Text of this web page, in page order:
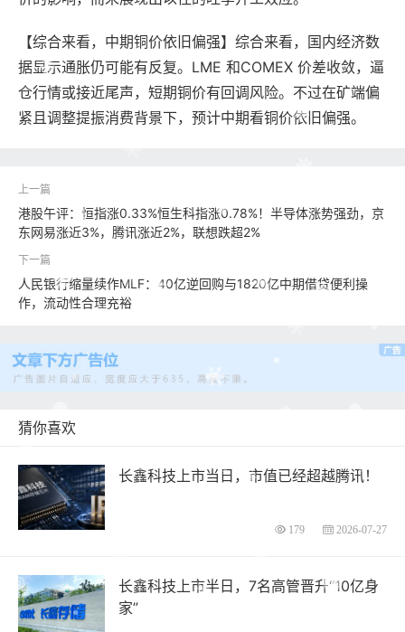
【综合来看，中期铜价依旧偏强】综合来看，国内经济数
据显示通胀仍可能有反复。LME 和COMEX 价差收敛，逼
仓行情或接近尾声，短期铜价有回调风险。不过在矿端偏
紧且调整提振消费背景下，预计中期看铜价依旧偏强。
港股午评：恒指涨0.33%恒生科指涨0.78%！半导体涨势强劲，京
东网易涨近3%，腾讯涨近2%，联想跌超2%
人民银行缩量续作MLF：40亿逆回购与1820亿中期借贷便利操
作，流动性合理充裕
猜你喜欢
长鑫科技上市当日，市值已经超越腾讯！
179 2026-07-27
长鑫科技上市半日，7名高管晋升“10亿身
家”